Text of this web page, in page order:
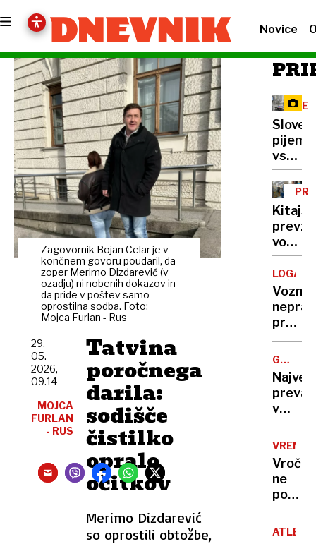
Novice
Zagovornik Bojan Celar je v
končnem govoru poudaril, da
zoper Merimo Dizdarević (v
ozadju) ni nobenih dokazov in
da pride v poštev samo
oprostilna sodba. Foto:
Mojca Furlan - Rus
Tatvina
poročnega
darila:
sodišče
čistilko
opralo
očitkov
Merimo Dizdarević
so oprostili obtožbe,
29.
05.
2026,
09.14
MOJCA
FURLAN
- RUS
pijemo
vse
manj
mleka,
pa
se
nekoč
izdelki
vodilno
vlogo
tudi
pri
zdravil:
bodo
moji
Kitajci,
ne
je
GREGOR
v
ljudem
državo,
ki
sploh
ni
VREME
ne
do
konca
tedna